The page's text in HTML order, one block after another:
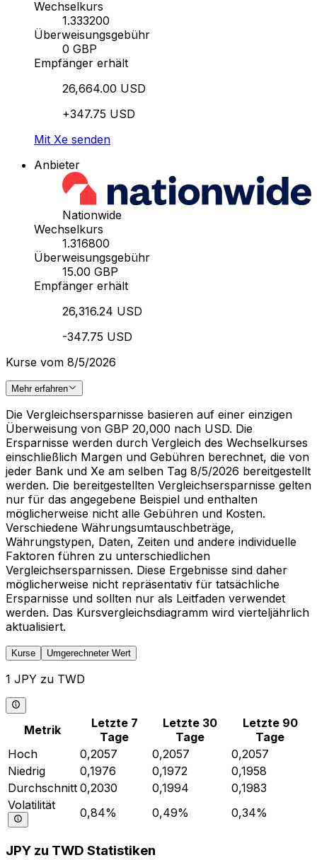
Wechselkurs
1.333200
Überweisungsgebühr
0 GBP
Empfänger erhält
26,664.00 USD
+347.75 USD
Mit Xe senden
Anbieter
Nationwide
Wechselkurs
1.316800
Überweisungsgebühr
15.00 GBP
Empfänger erhält
26,316.24 USD
-347.75 USD
Kurse vom 8/5/2026
Mehr erfahren
Die Vergleichsersparnisse basieren auf einer einzigen
Überweisung von GBP 20,000 nach USD. Die
Ersparnisse werden durch Vergleich des Wechselkurses
einschließlich Margen und Gebühren berechnet, die von
jeder Bank und Xe am selben Tag 8/5/2026 bereitgestellt
werden. Die bereitgestellten Vergleichsersparnisse gelten
nur für das angegebene Beispiel und enthalten
möglicherweise nicht alle Gebühren und Kosten.
Verschiedene Währungsumtauschbeträge,
Währungstypen, Daten, Zeiten und andere individuelle
Faktoren führen zu unterschiedlichen
Vergleichsersparnissen. Diese Ergebnisse sind daher
möglicherweise nicht repräsentativ für tatsächliche
Ersparnisse und sollten nur als Leitfaden verwendet
werden. Das Kursvergleichsdiagramm wird vierteljährlich
aktualisiert.
Kurse Umgerechneter Wert
1 JPY zu TWD
Metrik
Letzte 7
Tage
Letzte 30
Tage
Letzte 90
Tage
Hoch
0,2057 0,2057
0,2057
Niedrig
0,1976 0,1972
0,1958
Durchschnitt 0,2030 0,1994
0,1983
Volatilität
0,84% 0,49% 0,34%
JPY zu TWD Statistiken